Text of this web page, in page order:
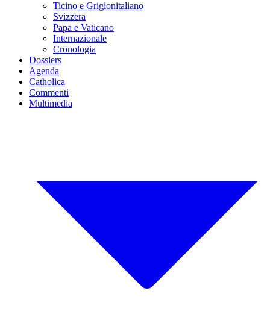
Ticino e Grigionitaliano
Svizzera
Papa e Vaticano
Internazionale
Cronologia
Dossiers
Agenda
Catholica
Commenti
Multimedia